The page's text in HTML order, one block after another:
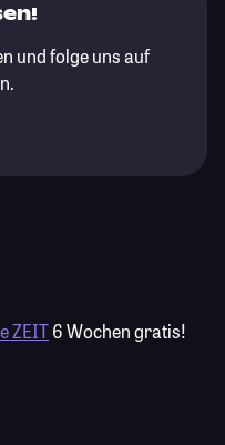
und folge uns auf
ZEIT6 Wochen gratis!